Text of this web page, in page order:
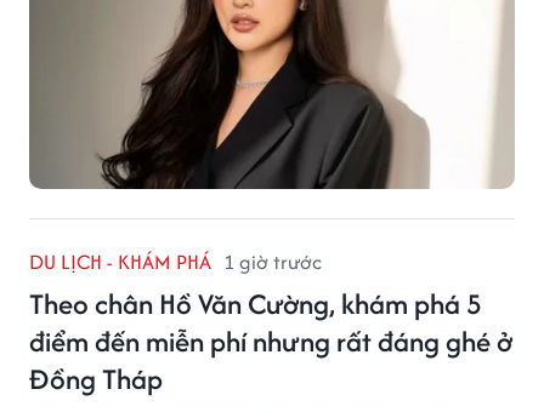
DU LỊCH - KHÁM PHÁ 1 giờ trước
Theo chân Hồ Văn Cường, khám phá 5
điểm đến miễn phí nhưng rất đáng ghé ở
Đồng Tháp